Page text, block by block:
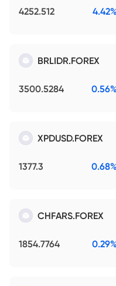
4252.512
BRLIDR.FOREX
3500.5284
XPDUSD.FOREX
1377.3
CHFARS.FOREX
1854.7764